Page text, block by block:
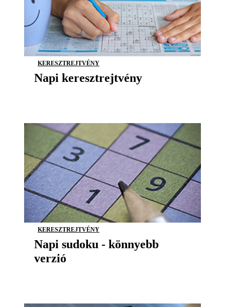
KERESZTREJTVÉNY
Napi keresztrejtvény
KERESZTREJTVÉNY
Napi sudoku - könnyebb
verzió